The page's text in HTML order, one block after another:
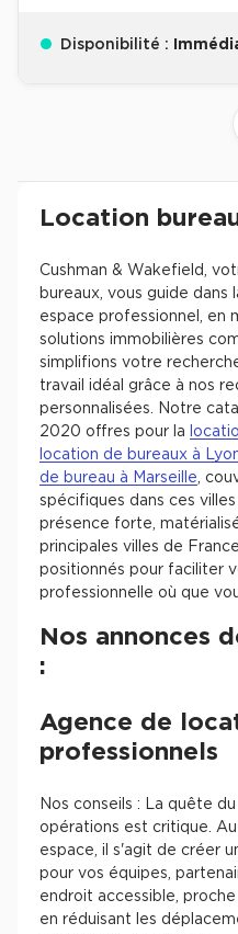
Disponibilité :
Revenir à l'accueil -
Location
Cushman & Wakefield,
bureaux, vous guide
espace professionnel, en
solutions immobilières
simplifions votre
travail idéal grâce à nos
personnalisées. Notre
2020 offres pour la
location de bureaux à
de bureau à Marseille,
spécifiques dans ces
présence forte,
principales villes de
positionnés pour faciliter
professionnelle où que
Nos annonces
:
Agence de
professionnels
Nos conseils : La quête
opérations est critique.
espace, il s'agit de créer
pour vos équipes,
endroit accessible,
en réduisant les